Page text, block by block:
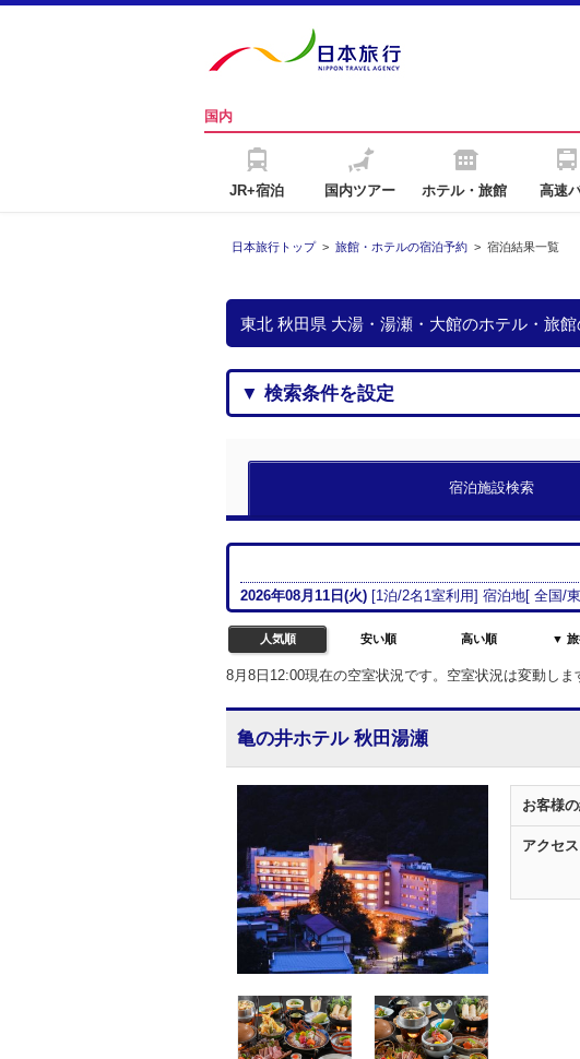
国内
JR+宿泊 国内ツアー ホテル・旅館 高速
日本旅行トップ > 旅館・ホテルの宿泊予約 > 宿泊結果一覧
東北 秋田県 大湯・湯瀬・大館のホテル・旅
▼ 検索条件を設定
宿泊施設検索
2026年08月 11日(火) [1泊/2名 1室利用] 宿泊地[ 全国/
人気順 安い順 高い順 ▼ 旅
8月8日12:00現在の空室状況です。空室状況は変動しま
亀の井ホテル 秋田湯瀬
お客様の
アクセス